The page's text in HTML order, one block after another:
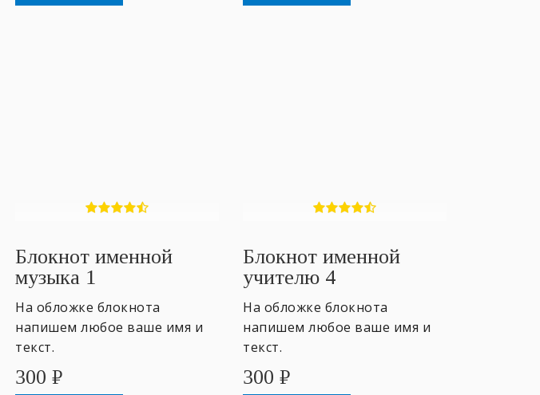
Блокнот именной
музыка 1
На обложке блокнота
напишем любое ваше имя и
текст.
300 ₽
Блокнот именной
учителю 4
На обложке блокнота
напишем любое ваше имя и
текст.
300 ₽